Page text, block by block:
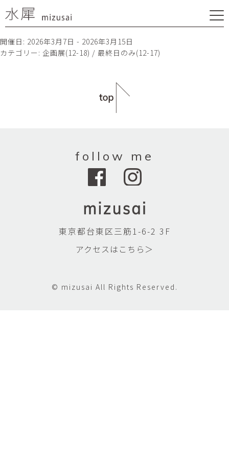
開催日: 2026年3月7日 - 2026年3月15日
カテゴリー: 企画展(12-18) / 最終日のみ(12-17)
follow me
東京都台東区三筋1-6-2 3F
アクセスはこちら＞
© mizusai All Rights Reserved.